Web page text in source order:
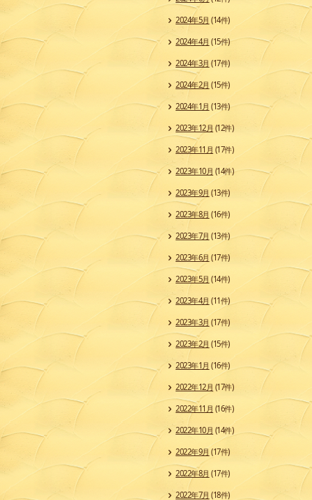
2024年5月 (14件)
2024年4月 (15件)
2024年3月 (17件)
2024年2月 (15件)
2024年1月 (13件)
2023年12月 (12件)
2023年11月 (17件)
2023年10月 (14件)
2023年9月 (13件)
2023年8月 (16件)
2023年7月 (13件)
2023年6月 (17件)
2023年5月 (14件)
2023年4月 (11件)
2023年3月 (17件)
2023年2月 (15件)
2023年1月 (16件)
2022年12月 (17件)
2022年11月 (16件)
2022年10月 (14件)
2022年9月 (17件)
2022年8月 (17件)
2022年7月 (18件)